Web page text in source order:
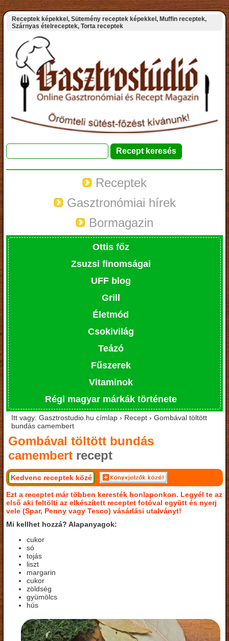
Receptek képekkel, Sütemény receptek képekkel, Muffin receptek,
Szárnyas ételreceptek, Torta receptek
Receptek
Gasztronómiai hírek
Bormagazin
Ottis főz
Zsuzsi finomságai
UFF blog
Grill
Életmód
Csokivilág
Teázó
Fűszerek
Vitaminok
Régi magyar márkák története
Itt vagy: Gasztrostudio.hu címlap › Recept › Gombával töltött
bundás camembert
Gombával töltött bundás
camembert recept
Kedvenc receptek közé
Ezt a receptet már többen keresték honlaponkon. Legyél te az
első aki feltölti az elkészített receptet fotóval együtt és nyerj
vele (Spar, Penny vagy Tesco) vásárlási utalványt!
Mi kellhet hozzá? Alapanyagok:
cukor
só
tojás
liszt
margarin
cukor
zöldség
gyümölcs
hús